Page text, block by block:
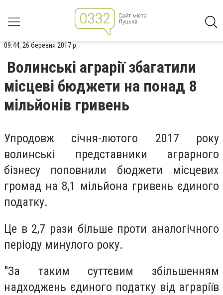
09:44, 26 березня 2017 р.
Волинські аграрії збагатили
місцеві бюджети на понад 8
мільйонів гривень
Упродовж січня-лютого 2017 року
волинські представники аграрного
бізнесу поповнили бюджети місцевих
громад на 8,1 мільйона гривень єдиного
податку.
Це в 2,7 рази більше проти аналогічного
періоду минулого року.
"За таким суттєвим збільшенням
надходжень єдиного податку від аграріїв